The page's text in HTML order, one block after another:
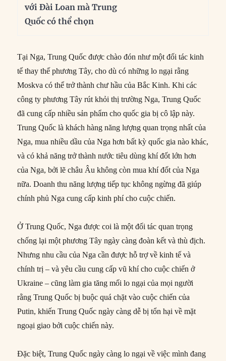
với Đài Loan mà Trung
Quốc có thể chọn
Tại Nga, Trung Quốc được chào đón như một đối tác kinh
tế thay thế phương Tây, cho dù có những lo ngại rằng
Moskva có thể trở thành chư hầu của Bắc Kinh. Khi các
công ty phương Tây rút khỏi thị trường Nga, Trung Quốc
đã cung cấp nhiều sản phẩm cho quốc gia bị cô lập này.
Trung Quốc là khách hàng năng lượng quan trọng nhất của
Nga, mua nhiều dầu của Nga hơn bất kỳ quốc gia nào khác,
và có khả năng trở thành nước tiêu dùng khí đốt lớn hơn
của Nga, bởi lẽ châu Âu không còn mua khí đốt của Nga
nữa. Doanh thu năng lượng tiếp tục không ngừng đã giúp
chính phủ Nga cung cấp kinh phí cho cuộc chiến.
Ở Trung Quốc, Nga được coi là một đối tác quan trọng
chống lại một phương Tây ngày càng đoàn kết và thù địch.
Nhưng nhu cầu của Nga cần được hỗ trợ về kinh tế và
chính trị – và yêu cầu cung cấp vũ khí cho cuộc chiến ở
Ukraine – cũng làm gia tăng mối lo ngại của mọi người
rằng Trung Quốc bị buộc quá chặt vào cuộc chiến của
Putin, khiến Trung Quốc ngày càng dễ bị tổn hại về mặt
ngoại giao bởi cuộc chiến này.
Đặc biệt, Trung Quốc ngày càng lo ngại về việc mình đang